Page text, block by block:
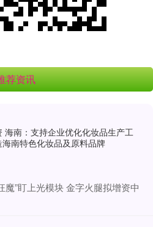
荐资讯
海南：支持企业优化化妆品生产工
南特色化妆品及原料品牌
魔”盯上光模块 金字火腿拟增资中